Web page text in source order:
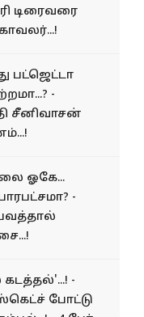
டிரைவரை
பட்ஜெட்டா
-
சீனிவாசன்
ஓகே...
-
-
போட்டு